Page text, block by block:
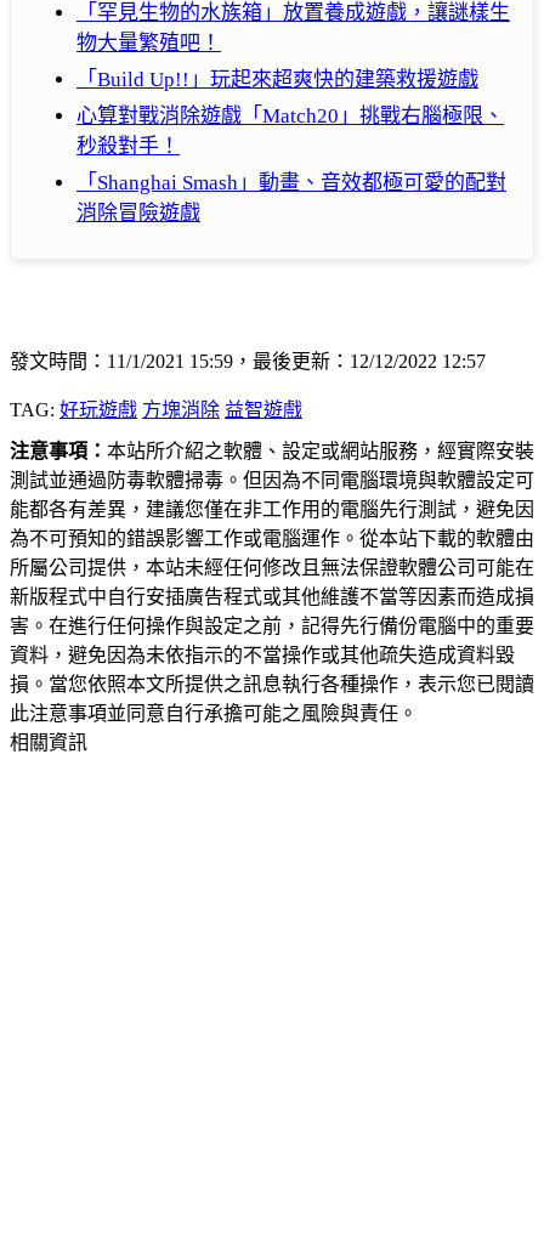
「罕見生物的水族箱」放置養成遊戲，讓謎樣生
物大量繁殖吧！
「Build Up!!」玩起來超爽快的建築救援遊戲
心算對戰消除遊戲「Match20」挑戰右腦極限、
秒殺對手！
「Shanghai Smash」動畫、音效都極可愛的配對
消除冒險遊戲
發文時間：11/1/2021 15:59，最後更新：12/12/2022 12:57
TAG: 好玩遊戲 方塊消除 益智遊戲
注意事項： 本站所介紹之軟體、設定或網站服務，經實際安裝
測試並通過防毒軟體掃毒。但因為不同電腦環境與軟體設定可
能都各有差異，建議您僅在非工作用的電腦先行測試，避免因
為不可預知的錯誤影響工作或電腦運作。從本站下載的軟體由
所屬公司提供，本站未經任何修改且無法保證軟體公司可能在
新版程式中自行安插廣告程式或其他維護不當等因素而造成損
害。在進行任何操作與設定之前，記得先行備份電腦中的重要
資料，避免因為未依指示的不當操作或其他疏失造成資料毀
損。當您依照本文所提供之訊息執行各種操作，表示您已閱讀
此注意事項並同意自行承擔可能之風險與責任。
相關資訊